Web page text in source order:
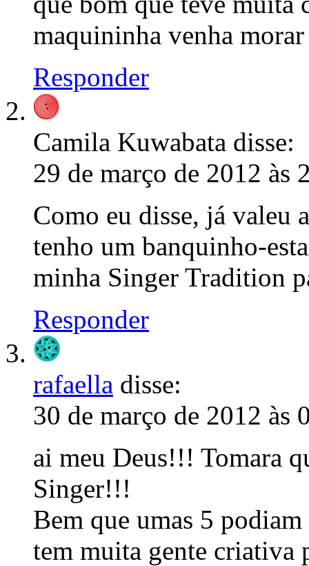
maquininha venha
Responder
Camila Kuwabata disse:
29 de março de 2012 às
Como eu disse, já valeu
tenho um banquinho-
minha Singer Tradition
Responder
rafaella disse:
30 de março de 2012 às
ai meu Deus!!! Tomara
Singer!!!
Bem que umas 5
tem muita gente